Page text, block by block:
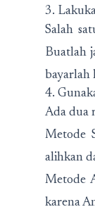
3.
Salah
Buatlah
bayarlah
4.
Ada dua
Metode
alihkan
Metode
karena